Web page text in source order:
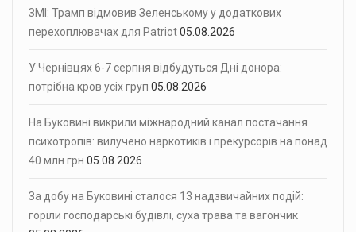
ЗМІ: Трамп відмовив Зеленському у додаткових
перехоплювачах для Patriot05.08.2026
У Чернівцях 6-7 серпня відбудуться Дні донора:
потрібна кров усіх груп 05.08.2026
На Буковині викрили міжнародний канал постачання
психотропів: вилучено наркотиків і прекурсорів на понад
40 млн грн 05.08.2026
За добу на Буковині сталося 13 надзвичайних подій:
горіли господарські будівлі, суха трава та вагончик